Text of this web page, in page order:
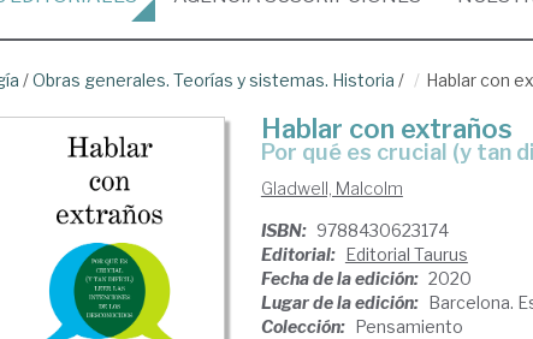
/Obras generales. Teorías y sistemas. Historia / Hablar con
Hablar con extraños
por qué es crucial (y tan
Gladwell, Malcolm
ISBN: 9788430623174
Editorial: Editorial Taurus
Fecha de la edición: 2020
Lugar de la edición: Barcelona.
Colección: Pensamiento